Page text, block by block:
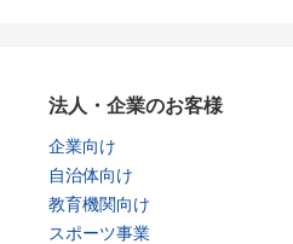
法人・企業のお客様
企業向け
自治体向け
教育機関向け
スポーツ事業